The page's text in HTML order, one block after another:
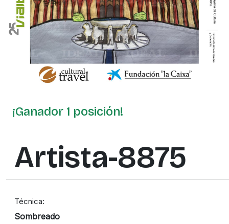
¡Ganador 1 posición!
Artista-8875
Técnica:
Sombreado